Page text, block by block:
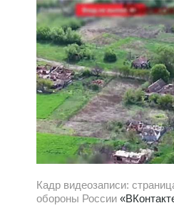
Кадр видеозаписи:
обороны России